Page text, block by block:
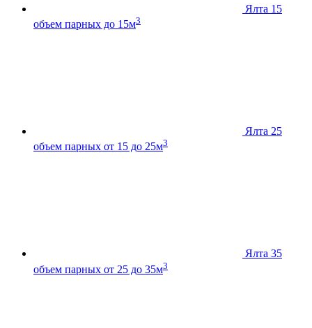
Ялта 15
объем парных до 15м3
Ялта 25
объем парных от 15 до 25м3
Ялта 35
объем парных от 25 до 35м3